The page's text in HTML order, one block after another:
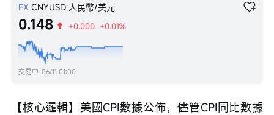
FX CNYUSD 人民幣/美元
0.148 +0.000 +0.01%
交易中 06/11 01:00
【核心邏輯】美國CPI數據公佈，儘管CPI同比數據